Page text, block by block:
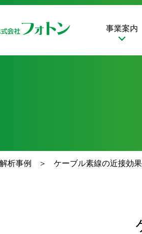
事業案内
解析事例 ケーブル素線の近接効